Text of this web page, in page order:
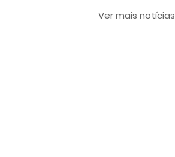
Ver mais notícias